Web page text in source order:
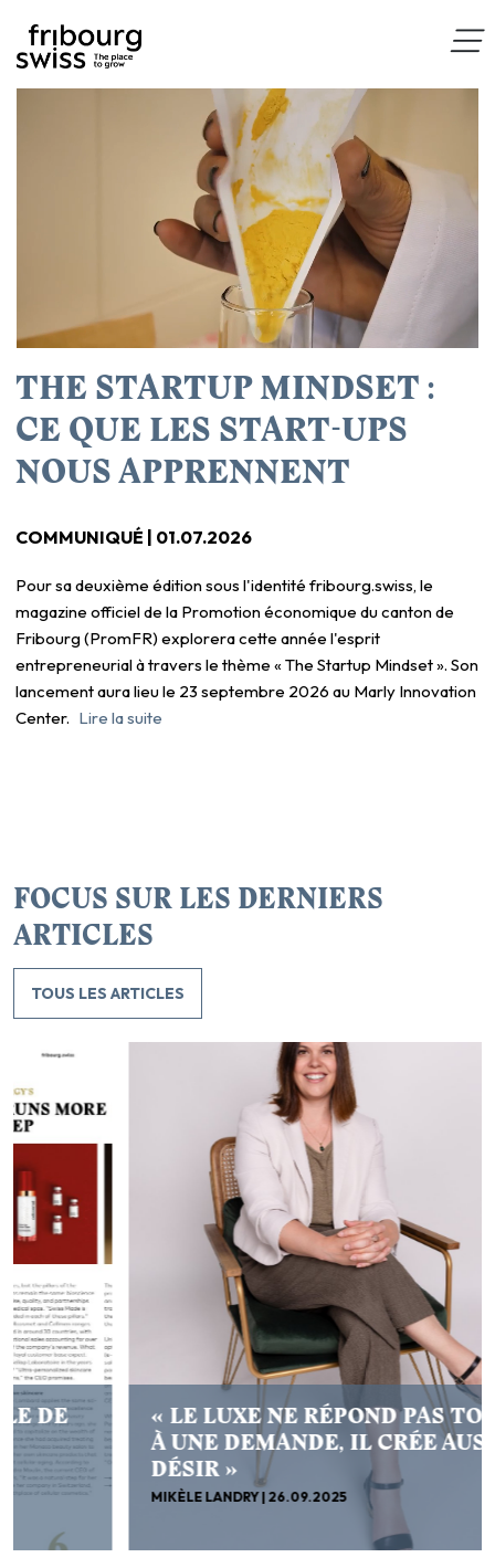
THE STARTUP MINDSET :
CE QUE LES START-UPS
NOUS APPRENNENT
COMMUNIQUÉ | 01.07.2026
Pour sa deuxième édition sous l'identité fribourg.swiss, le
magazine officiel de la Promotion économique du canton de
Fribourg (PromFR) explorera cette année l'esprit
entrepreneurial à travers le thème « The Startup Mindset ». Son
lancement aura lieu le 23 septembre 2026 au Marly Innovation
Center. Lire la suite
FOCUS SUR LES DERNIERS
ARTICLES
TOUS LES ARTICLES
« LE LUXE NE RÉPOND PAS TOUJOURS
À UNE DEMANDE, IL CRÉE AUSSI LE
DÉSIR »
MIKÈLE LANDRY |26.09.2025